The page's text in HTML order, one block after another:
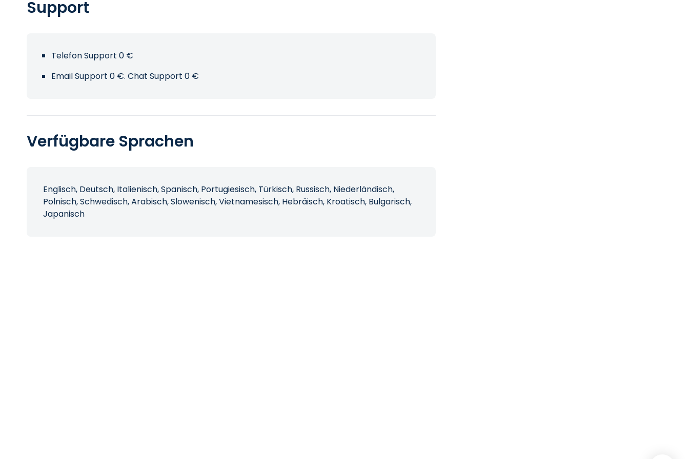
Support
Telefon Support 0 €
Email Support 0 €. Chat Support 0 €
Verfügbare Sprachen
Englisch, Deutsch, Italienisch, Spanisch, Portugiesisch, Türkisch, Russisch, Niederländisch,
Polnisch, Schwedisch, Arabisch, Slowenisch, Vietnamesisch, Hebräisch, Kroatisch, Bulgarisch,
Japanisch